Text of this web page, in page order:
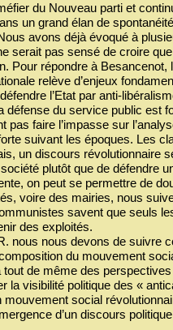
du Nouveau parti et
un grand élan de
avons déjà évoqué à
serait pas sensé de croire
Pour répondre à Besancenot,
relève d’enjeux
l’Etat par anti-
du service public est
faire l’impasse sur
suivant les époques. Les
un discours révolutionnaire
plutôt que de défendre
on peut se permettre de
voire des mairies, nous
savent que seuls
des exploités.
nous nous devons de suivre
du mouvement
de même des
la visibilité politique des «
mouvement social
d’un discours